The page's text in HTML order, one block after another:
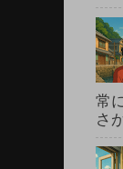
常
さ